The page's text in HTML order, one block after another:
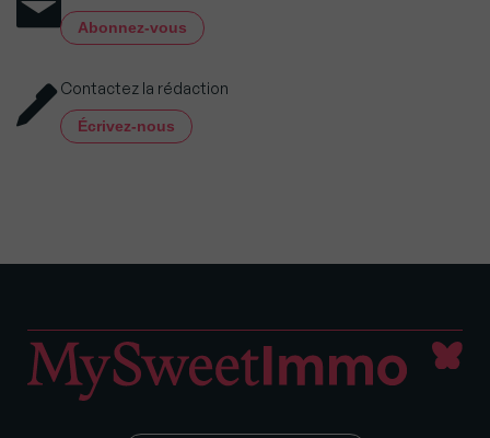
Abonnez-vous
Contactez la rédaction
Écrivez-nous